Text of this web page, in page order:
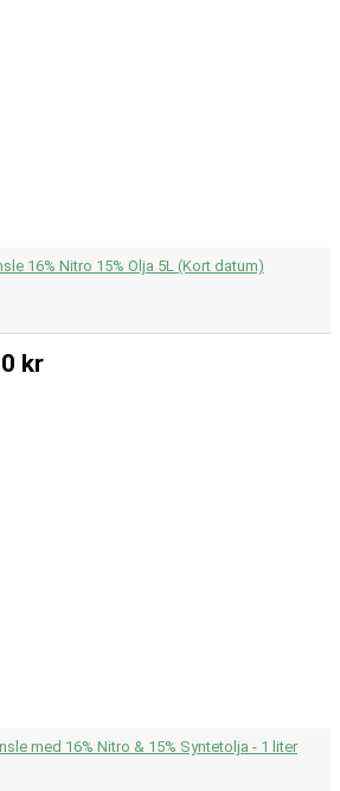
16% Nitro 15% Olja 5L (Kort datum)
kr
med 16% Nitro & 15% Syntetolja - 1 liter